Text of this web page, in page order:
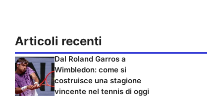
Articoli recenti
Dal Roland Garros a
Wimbledon: come si
costruisce una stagione
vincente nel tennis di oggi